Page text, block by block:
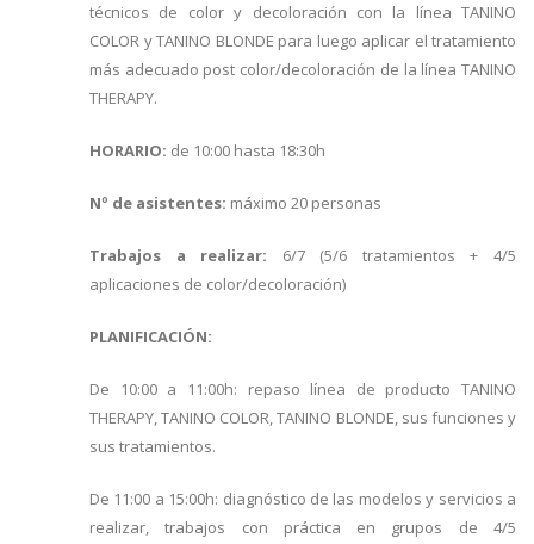
técnicos de color y decoloración con la línea TANINO
COLOR y TANINO BLONDE para luego aplicar el tratamiento
más adecuado post color/decoloración de la línea TANINO
THERAPY.
HORARIO: de 10:00 hasta 18:30h
Nº de asistentes: máximo 20 personas
Trabajos a realizar: 6/7 (5/6 tratamientos + 4/5
aplicaciones de color/decoloración)
PLANIFICACIÓN:
De 10:00 a 11:00h: repaso línea de producto TANINO
THERAPY, TANINO COLOR, TANINO BLONDE, sus funciones y
sus tratamientos.
De 11:00 a 15:00h: diagnóstico de las modelos y servicios a
realizar, trabajos con práctica en grupos de 4/5